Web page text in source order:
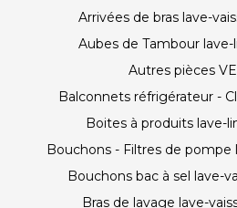
Arrivées de bras lave-
Aubes de Tambour lave-
Autres pièces
Balconnets réfrigérateur -
Boites à produits lave-
Bouchons - Filtres de pompe
Bouchons bac à sel lave-
Bras de lavage lave-